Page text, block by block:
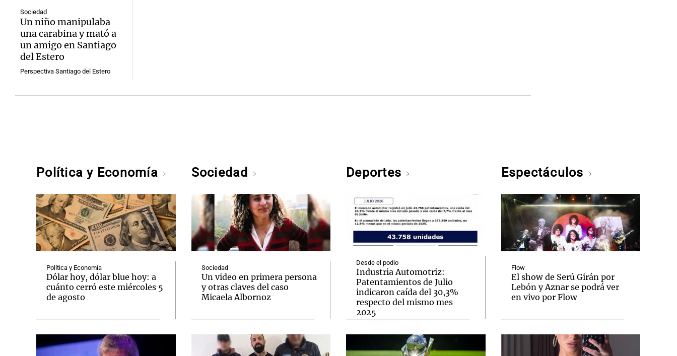
Sociedad
Un niño manipulaba
una carabina y mató a
un amigo en Santiago
del Estero
Perspectiva Santiago del Estero
Política y Economía
Política y Economía
Dólar hoy, dólar blue hoy: a
cuánto cerró este miércoles 5
de agosto
Sociedad
Sociedad
Un video en primera persona
y otras claves del caso
Micaela Albornoz
Deportes
Desde el podio
Industria Automotriz:
Patentamientos de Julio
indicaron caída del 30,3%
respecto del mismo mes
2025
Espectáculos
Flow
El show de Serú Girán por
Lebón y Aznar se podrá ver
en vivo por Flow